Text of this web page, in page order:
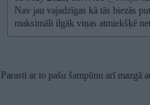
Nav jau vajadzīgas kā tās biezās
maksimāli ilgāk viņas atmiekšķē
Parasti ar to pašu šampūnu arī mazgā